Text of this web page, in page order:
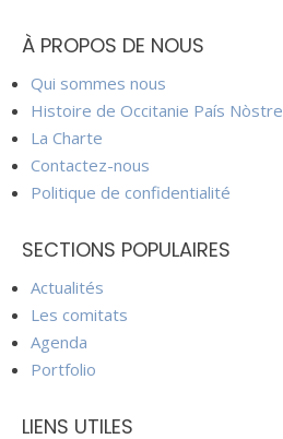
À PROPOS DE NOUS
Qui sommes nous
Histoire de Occitanie País Nòstre
La Charte
Contactez-nous
Politique de confidentialité
SECTIONS POPULAIRES
Actualités
Les comitats
Agenda
Portfolio
LIENS UTILES